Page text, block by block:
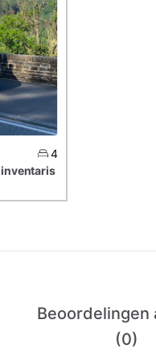
4
inventaris
Beoordelingen
(0)